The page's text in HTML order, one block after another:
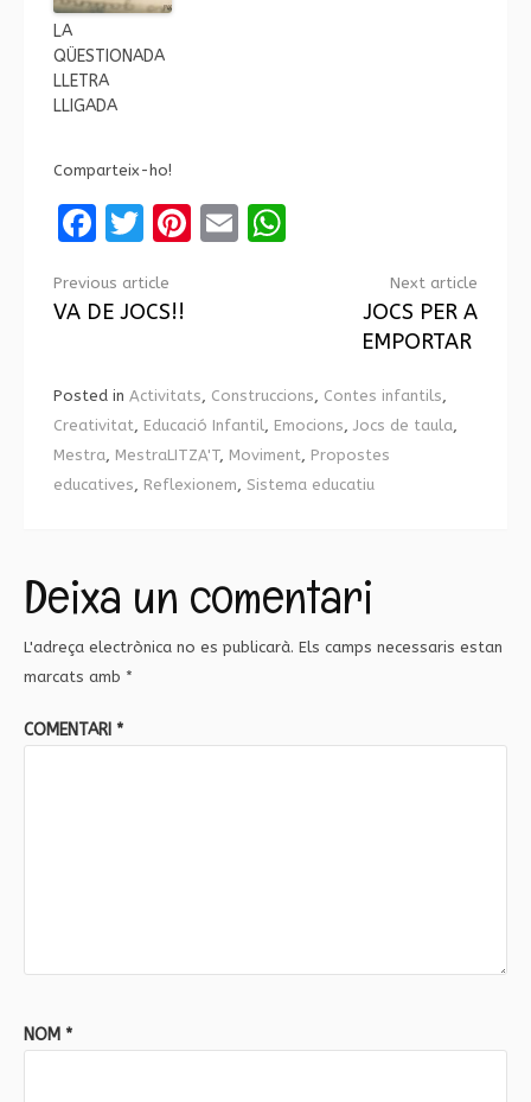
LA
QÜESTIONADA
LLETRA
LLIGADA
Comparteix-ho!
Facebook
Twitter
Pinterest
Email
Continue
Reading
Previous article
VA DE JOCS!!
Next article
JOCS PER A
EMPORTAR
Posted in Activitats, Construccions, Contes infantils,
Creativitat, Educació Infantil, Emocions, Jocs de taula,
Mestra, MestraLITZA'T, Moviment, Propostes
educatives, Reflexionem, Sistema educatiu
Deixa un comentari
L'adreça electrònica no es publicarà. Els camps necessaris estan
marcats amb *
COMENTARI *
NOM *